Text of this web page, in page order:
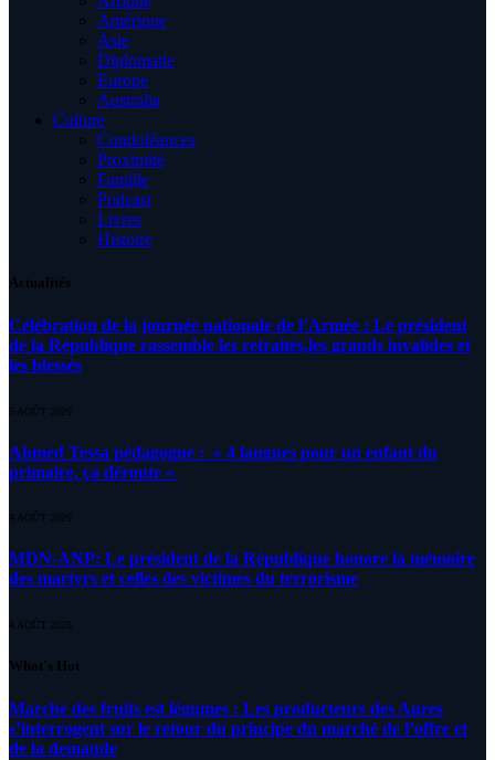
Amérique
Asie
Diplomatie
Europe
Australia
Culture
Condoléances
Proximité
Famille
Podcast
Livres
Histoire
Actualités
Célébration de la journée nationale de l’Armée : Le président
de la République rassemble les retraités,les grands invalides et
les blessés
5 AOÛT 2026
Ahmed Tessa pédagogue : » 4 langues pour un enfant du
primaire, ça déroute «
4 AOÛT 2026
MDN-ANP: Le président de la République honore la mémoire
des martyrs et celles des victimes du terrorisme
4 AOÛT 2026
What's Hot
Marché des fruits est légumes : Les producteurs des Aures
s’interrogent sur le retour du principe du marché de l’offre et
de la demande